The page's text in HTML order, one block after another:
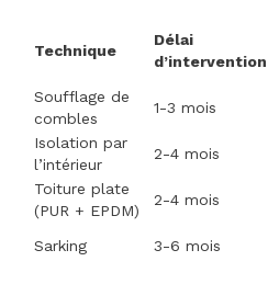
Technique
Délai
d’intervention
Soufflage de
combles
1-3 mois
Isolation par
l’intérieur
2-4 mois
Toiture plate
(PUR + EPDM)
2-4 mois
Sarking 3-6 mois